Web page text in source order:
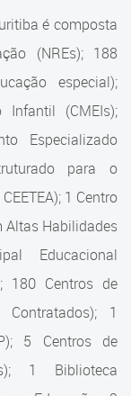
é composta
(NREs); 188
especial);
(CMEIs);
Especializado
para o
1 Centro
Altas Habilidades
Educacional
180 Centros de
1
5 Centros de
1 Biblioteca